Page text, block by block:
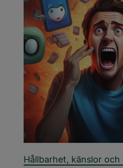
Hållbarhet, känslor